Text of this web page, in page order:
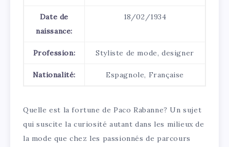
Date de
naissance:
18/02/1934
Profession: Styliste de mode, designer
Nationalité: Espagnole, Française
Quelle est la fortune de Paco Rabanne? Un sujet
qui suscite la curiosité autant dans les milieux de
la mode que chez les passionnés de parcours